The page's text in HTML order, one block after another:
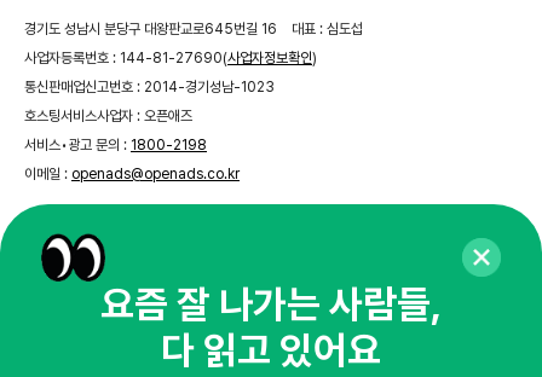
경기도 성남시 분당구 대왕판교로645번길 16
대표 : 심도섭
사업자등록번호 : 144-81-27690(사업자정보확인)
통신판매업신고번호 : 2014-경기성남-1023
호스팅서비스사업자 : 오픈애즈
서비스•광고 문의 : 1800-2198
이메일 : openads@openads.co.kr
이용약관개인정보처리방침
threadkakaotalk
© NHN AD. All rights reserved.
요즘 잘 나가는 사람들,
다 읽고 있어요